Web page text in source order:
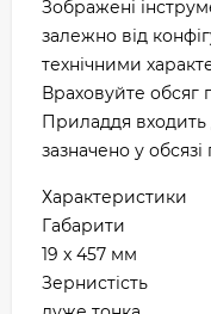
Зображені
залежно від
технічними
Враховуйте обсяг
Приладдя
зазначено у обсязі
Характеристики
Габарити
19 x 457 мм
Зернистість